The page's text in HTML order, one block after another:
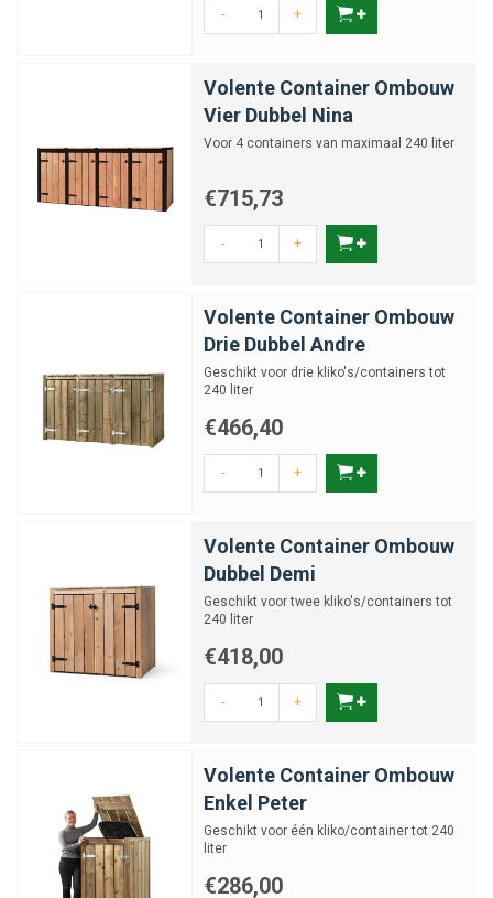
- +
Volente Container Ombouw
Vier Dubbel Nina
Voor 4 containers van maximaal 240 liter
€715,73
- +
Volente Container Ombouw
Drie Dubbel Andre
Geschikt voor drie kliko's/containers tot
240 liter
€466,40
- +
Volente Container Ombouw
Dubbel Demi
Geschikt voor twee kliko's/containers tot
240 liter
€418,00
- +
Volente Container Ombouw
Enkel Peter
Geschikt voor één kliko/container tot 240
liter
€286,00